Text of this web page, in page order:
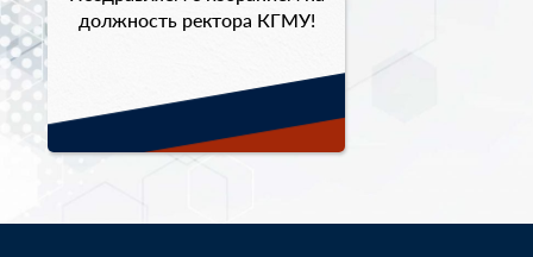
должность ректора КГМУ!